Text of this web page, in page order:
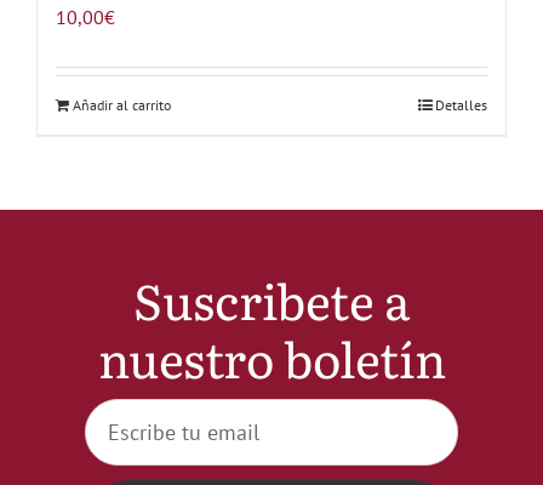
10,00€
Añadir al carrito Detalles
Suscribete a
nuestro boletín